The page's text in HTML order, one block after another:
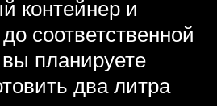
контейнер и
соответственной
планируете
два литра